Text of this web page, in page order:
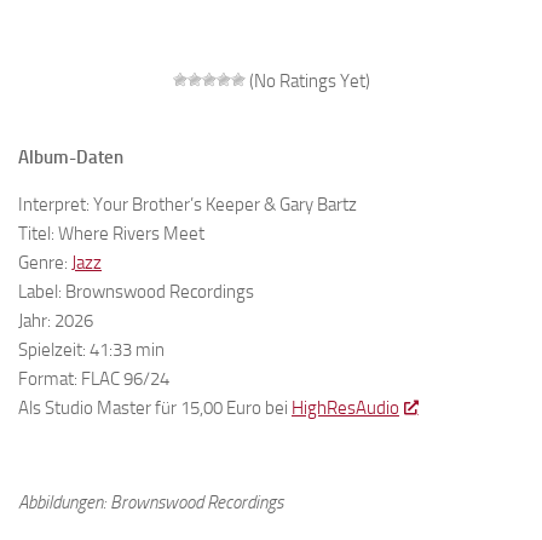
(No Ratings Yet)
Album-Daten
Interpret: Your Brother’s Keeper & Gary Bartz
Titel: Where Rivers Meet
Genre: Jazz
Label: Brownswood Recordings
Jahr: 2026
Spielzeit: 41:33 min
Format: FLAC 96/24
Als Studio Master für 15,00 Euro bei HighResAudio
Abbildungen: Brownswood Recordings